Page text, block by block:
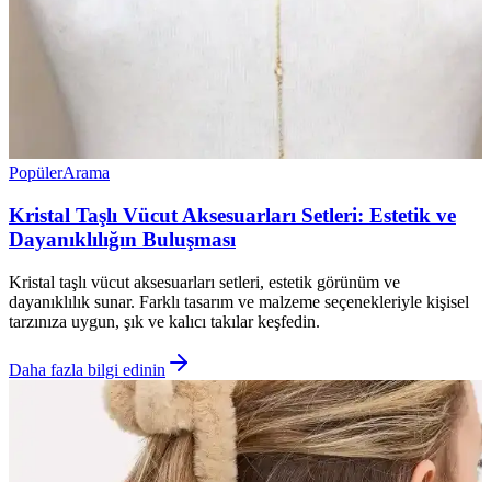
PopülerArama
Kristal Taşlı Vücut Aksesuarları Setleri: Estetik ve
Dayanıklılığın Buluşması
Kristal taşlı vücut aksesuarları setleri, estetik görünüm ve
dayanıklılık sunar. Farklı tasarım ve malzeme seçenekleriyle kişisel
tarzınıza uygun, şık ve kalıcı takılar keşfedin.
Daha fazla bilgi edinin